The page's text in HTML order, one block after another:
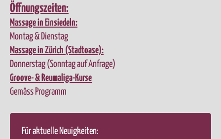
Öffnungszeiten:
Massage in Einsiedeln:
Montag & Dienstag
Massage in Zürich (Stadtoase):
Donnerstag (Sonntag auf Anfrage)
Groove- & Reumaliga-Kurse
Gemäss Programm
Für aktuelle Neuigkeiten: